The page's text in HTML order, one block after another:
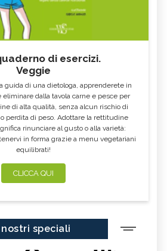
di esercizi.
Veggie
guida di una dietologa, apprenderete in
eliminare dalla tavola carne e pesce per
di alta qualità, senza alcun rischio di
perdita di peso. Adottare la rettitudine
rinunciare al gusto o alla varietà:
in forma grazie a menu vegetariani
equilibrati!
CLICCA QUI
I nostri speciali